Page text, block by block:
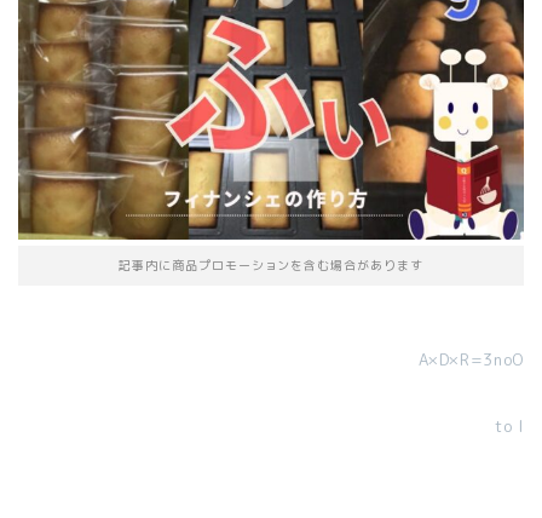
記事内に商品プロモーションを含む場合があります
A×D×R=3noO
to I